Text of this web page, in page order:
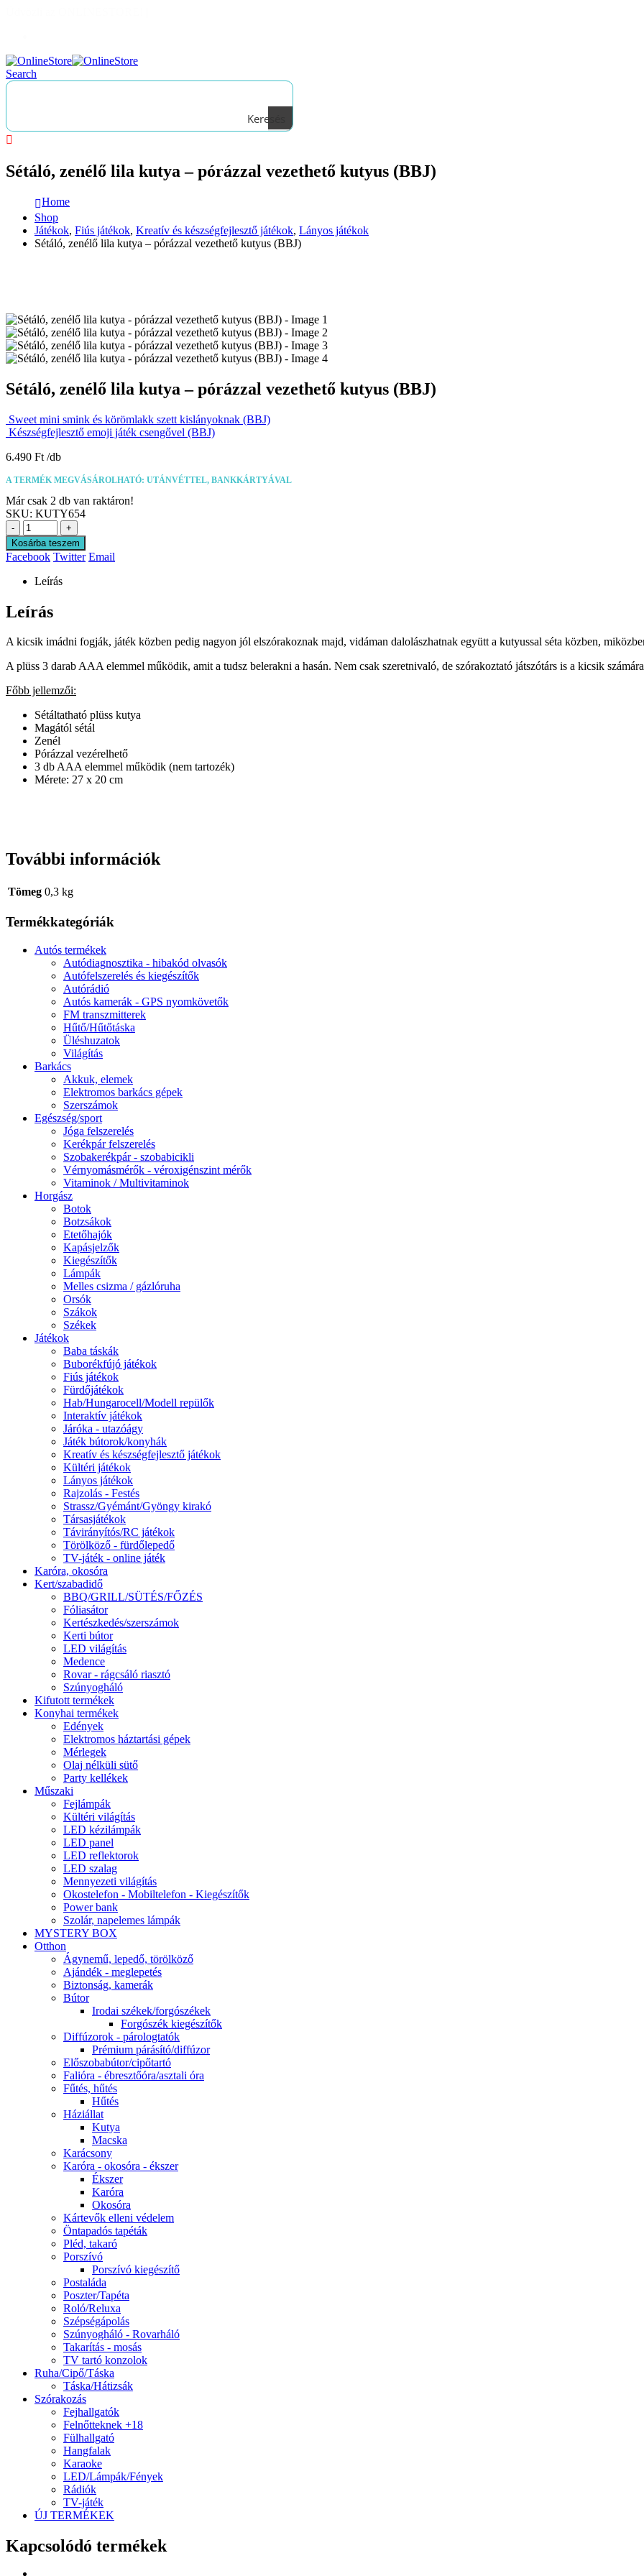
Search
Keresés
Sétáló, zenélő lila kutya – pórázzal vezethető kutyus (BBJ)
Home
Shop
Játékok, Fiús játékok, Kreatív és készségfejlesztő játékok, Lányos játékok
Sétáló, zenélő lila kutya – pórázzal vezethető kutyus (BBJ)
Sétáló, zenélő lila kutya – pórázzal vezethető kutyus (BBJ)
Sweet mini smink és körömlakk szett kislányoknak (BBJ)
Készségfejlesztő emoji játék csengővel (BBJ)
6.490 Ft
A TERMÉK MEGVÁSÁROLHATÓ: UTÁNVÉTTEL, BANKKÁRTYÁVAL
Már csak 2 db van raktáron!
SKU: KUTY654
-
+
Kosárba teszem
Facebook Twitter Email
Leírás
Leírás
A kicsik imádni fogják, játék közben pedig nagyon jól elszórakoznak majd, vidáman dalolászhatnak együtt a kutyussal séta közben,
A plüss 3 darab AAA elemmel működik, amit a tudsz belerakni a hasán. Nem csak szeretnivaló, de szórakoztató játszótárs is a kicsik
Főbb jellemzői:
Sétáltatható plüss kutya
Magától sétál
Zenél
Pórázzal vezérelhető
3 db AAA elemmel működik (nem tartozék)
Mérete: 27 x 20 cm
További információk
Tömeg 0,3 kg
Termékkategóriák
Autós termékek
Autódiagnosztika - hibakód olvasók
Autófelszerelés és kiegészítők
Autórádió
Autós kamerák - GPS nyomkövetők
FM transzmitterek
Hűtő/Hűtőtáska
Üléshuzatok
Világítás
Barkács
Akkuk, elemek
Elektromos barkács gépek
Szerszámok
Egészség/sport
Jóga felszerelés
Kerékpár felszerelés
Szobakerékpár - szobabicikli
Vérnyomásmérők - véroxigénszint mérők
Vitaminok / Multivitaminok
Horgász
Botok
Botzsákok
Etetőhajók
Kapásjelzők
Kiegészítők
Lámpák
Melles csizma / gázlóruha
Orsók
Szákok
Székek
Játékok
Baba táskák
Buborékfújó játékok
Fiús játékok
Fürdőjátékok
Hab/Hungarocell/Modell repülők
Interaktív játékok
Járóka - utazóágy
Játék bútorok/konyhák
Kreatív és készségfejlesztő játékok
Kültéri játékok
Lányos játékok
Rajzolás - Festés
Strassz/Gyémánt/Gyöngy kirakó
Társasjátékok
Távirányítós/RC játékok
Törölköző - fürdőlepedő
TV-játék - online játék
Karóra, okosóra
Kert/szabadidő
BBQ/GRILL/SÜTÉS/FŐZÉS
Fóliasátor
Kertészkedés/szerszámok
Kerti bútor
LED világítás
Medence
Rovar - rágcsáló riasztó
Szúnyogháló
Kifutott termékek
Konyhai termékek
Edények
Elektromos háztartási gépek
Mérlegek
Olaj nélküli sütő
Party kellékek
Műszaki
Fejlámpák
Kültéri világítás
LED kézilámpák
LED panel
LED reflektorok
LED szalag
Mennyezeti világítás
Okostelefon - Mobiltelefon - Kiegészítők
Power bank
Szolár, napelemes lámpák
MYSTERY BOX
Otthon
Ágynemű, lepedő, törölköző
Ajándék - meglepetés
Biztonság, kamerák
Bútor
Irodai székek/forgószékek
Forgószék kiegészítők
Diffúzorok - párologtatók
Prémium párásító/diffúzor
Előszobabútor/cipőtartó
Falióra - ébresztőóra/asztali óra
Fűtés, hűtés
Hűtés
Háziállat
Kutya
Macska
Karácsony
Karóra - okosóra - ékszer
Ékszer
Karóra
Okosóra
Kártevők elleni védelem
Öntapadós tapéták
Pléd, takaró
Porszívó
Porszívó kiegészítő
Postaláda
Poszter/Tapéta
Roló/Reluxa
Szépségápolás
Szúnyogháló - Rovarháló
Takarítás - mosás
TV tartó konzolok
Ruha/Cipő/Táska
Táska/Hátizsák
Szórakozás
Fejhallgatók
Felnőtteknek +18
Fülhallgató
Hangfalak
Karaoke
LED/Lámpák/Fények
Rádiók
TV-játék
ÚJ TERMÉKEK
Kapcsolódó termékek